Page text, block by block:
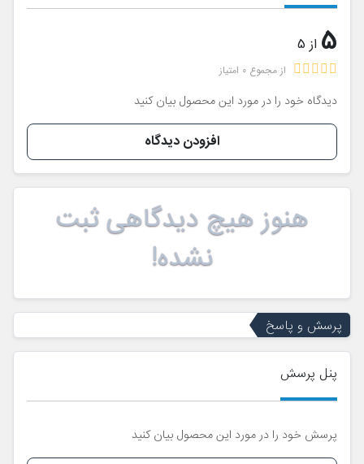
5 از 5
از مجموع 0 امتیاز
دیدگاه خود را در مورد این محصول بیان کنید
افزودن دیدگاه
هنوز هیچ دیدگاهی ثبت
نشده!
پرسش و پاسخ
پنل پرسش
پرسش خود را در مورد این محصول بیان کنید